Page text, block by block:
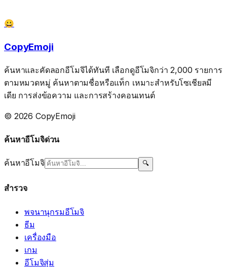
😀
CopyEmoji
ค้นหาและคัดลอกอีโมจิได้ทันที เลือกดูอีโมจิกว่า 2,000 รายการ
ตามหมวดหมู่ ค้นหาตามชื่อหรือแท็ก เหมาะสำหรับโซเชียลมี
เดีย การส่งข้อความ และการสร้างคอนเทนต์
© 2026 CopyEmoji
ค้นหาอีโมจิด่วน
ค้นหาอีโมจิ 🔍
สำรวจ
พจนานุกรมอีโมจิ
ธีม
เครื่องมือ
เกม
อีโมจิสุ่ม